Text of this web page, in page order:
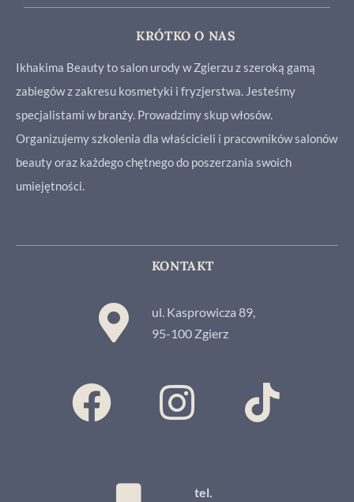
KRÓTKO O NAS
Ikhakima Beauty to salon urody w Zgierzu z szeroką gamą
zabiegów z zakresu kosmetyki i fryzjerstwa. Jesteśmy
specjalistami w branży. Prowadzimy skup włosów.
Organizujemy szkolenia dla właścicieli i pracowników salonów
beauty oraz każdego chętnego do poszerzania swoich
umiejętności.
KONTAKT
ul. Kasprowicza 89,
95-100 Zgierz
tel.